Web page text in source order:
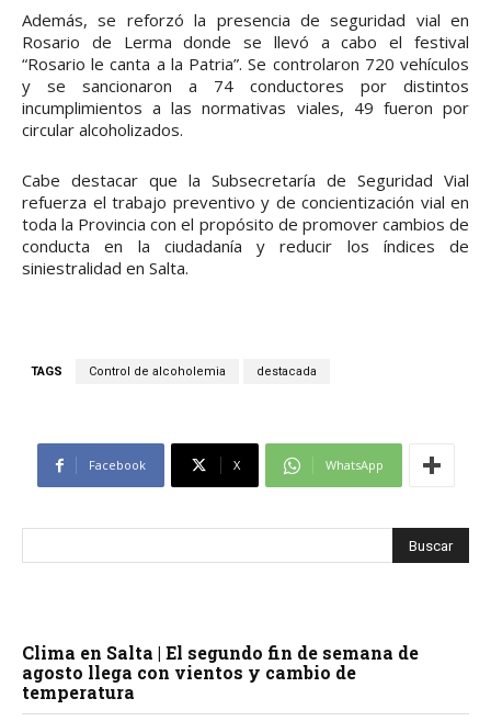
Además, se reforzó la presencia de seguridad vial en
Rosario de Lerma donde se llevó a cabo el festival
“Rosario le canta a la Patria”. Se controlaron 720 vehículos
y se sancionaron a 74 conductores por distintos
incumplimientos a las normativas viales, 49 fueron por
circular alcoholizados.
Cabe destacar que la Subsecretaría de Seguridad Vial
refuerza el trabajo preventivo y de concientización vial en
toda la Provincia con el propósito de promover cambios de
conducta en la ciudadanía y reducir los índices de
siniestralidad en Salta.
TAGS Control de alcoholemia destacada
Facebook X WhatsApp
Clima en Salta | El segundo fin de semana de
agosto llega con vientos y cambio de
temperatura